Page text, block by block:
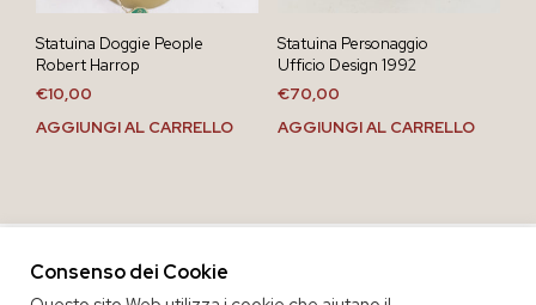
Statuina Doggie People
Robert Harrop
€10,00
AGGIUNGI AL CARRELLO
Statuina Personaggio
Ufficio Design 1992
€70,00
AGGIUNGI AL CARRELLO
Consenso dei Cookie